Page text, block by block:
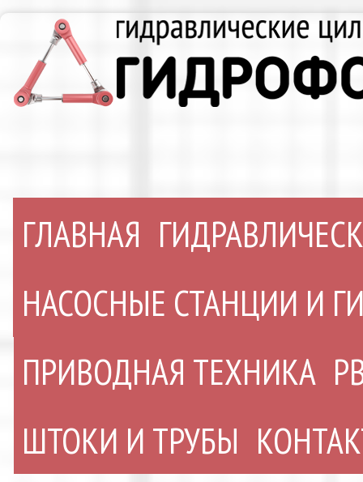
ГЛАВНАЯ
НАСОСНЫЕ СТАНЦИИ И
ПРИВОДНАЯ ТЕХНИКА
ШТОКИ И ТРУБЫ